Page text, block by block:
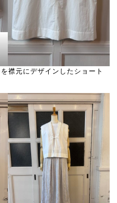
襟元にデザインしたショート